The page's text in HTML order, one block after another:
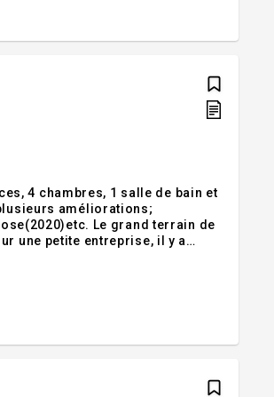
4 chambres, 1 salle de bain et
améliorations;
Le grand terrain de
une petite entreprise, il y a